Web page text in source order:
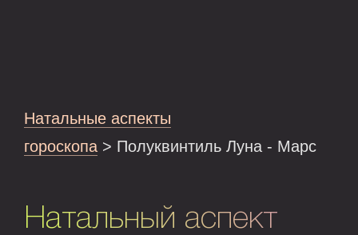
Натальные аспекты
гороскопа > Полуквинтиль Луна - Марс
Натальный аспект